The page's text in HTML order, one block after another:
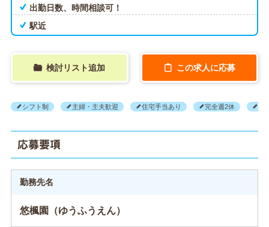
出勤日数、時間相談可！
駅近
検討リスト追加 この求人に応募
シフト制 主婦・主夫歓迎 住宅手当あり 完全週2休
応募要項
勤務先名
悠楓園（ゆうふうえん）